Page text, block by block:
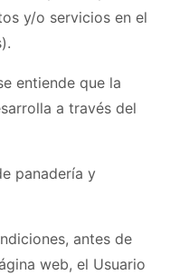
y/o servicios en el
entiende que la
a través del
panadería y
antes de
web, el Usuario